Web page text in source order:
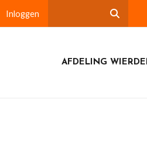
Inloggen
AFDELING